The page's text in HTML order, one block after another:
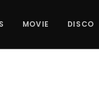
MOVIE DISCO